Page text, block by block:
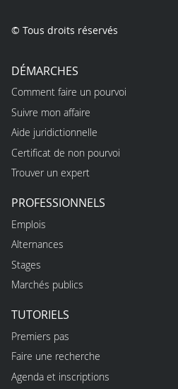
© Tous droits réservés
DÉMARCHES
Comment faire un pourvoi
Suivre mon affaire
Aide juridictionnelle
Certificat de non pourvoi
Trouver un expert
PROFESSIONNELS
Emplois
Alternances
Stages
Marchés publics
TUTORIELS
Premiers pas
Faire une recherche
Agenda et inscriptions